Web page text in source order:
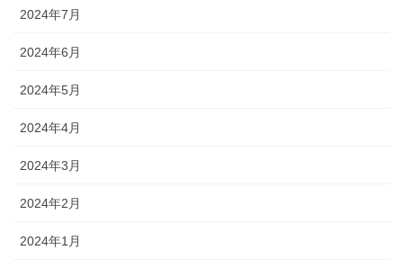
2024年7月
2024年6月
2024年5月
2024年4月
2024年3月
2024年2月
2024年1月